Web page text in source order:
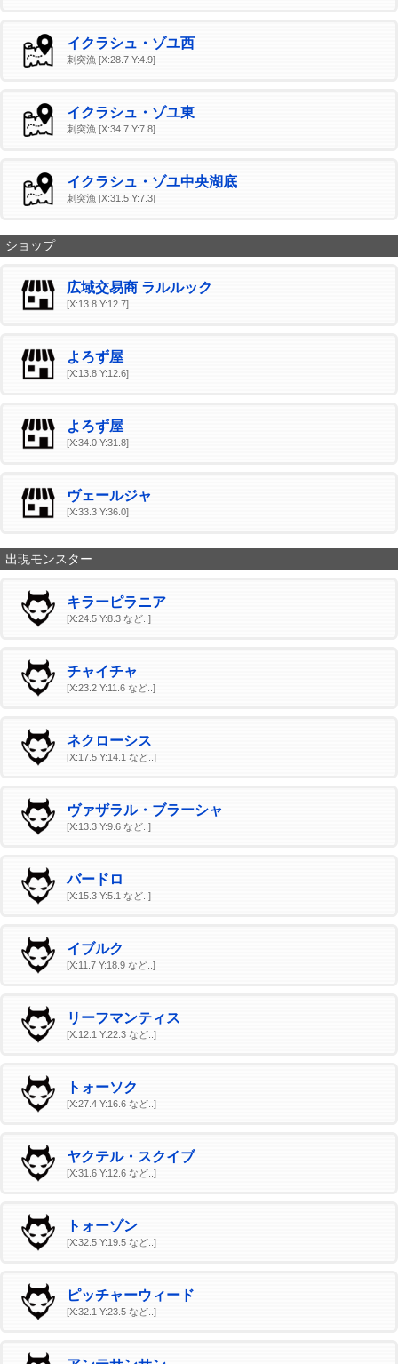
イクラシュ・ゾユ西
刺突漁 [X:28.7 Y:4.9]
イクラシュ・ゾユ東
刺突漁 [X:34.7 Y:7.8]
イクラシュ・ゾユ中央湖底
刺突漁 [X:31.5 Y:7.3]
ショップ
広域交易商 ラルルック
[X:13.8 Y:12.7]
よろず屋
[X:13.8 Y:12.6]
よろず屋
[X:34.0 Y:31.8]
ヴェールジャ
[X:33.3 Y:36.0]
出現モンスター
キラーピラニア
[X:24.5 Y:8.3 など..]
チャイチャ
[X:23.2 Y:11.6 など..]
ネクローシス
[X:17.5 Y:14.1 など..]
ヴァザラル・ブラーシャ
[X:13.3 Y:9.6 など..]
バードロ
[X:15.3 Y:5.1 など..]
イブルク
[X:11.7 Y:18.9 など..]
リーフマンティス
[X:12.1 Y:22.3 など..]
トォーソク
[X:27.4 Y:16.6 など..]
ヤクテル・スクイブ
[X:31.6 Y:12.6 など..]
トォーゾン
[X:32.5 Y:19.5 など..]
ピッチャーウィード
[X:32.1 Y:23.5 など..]